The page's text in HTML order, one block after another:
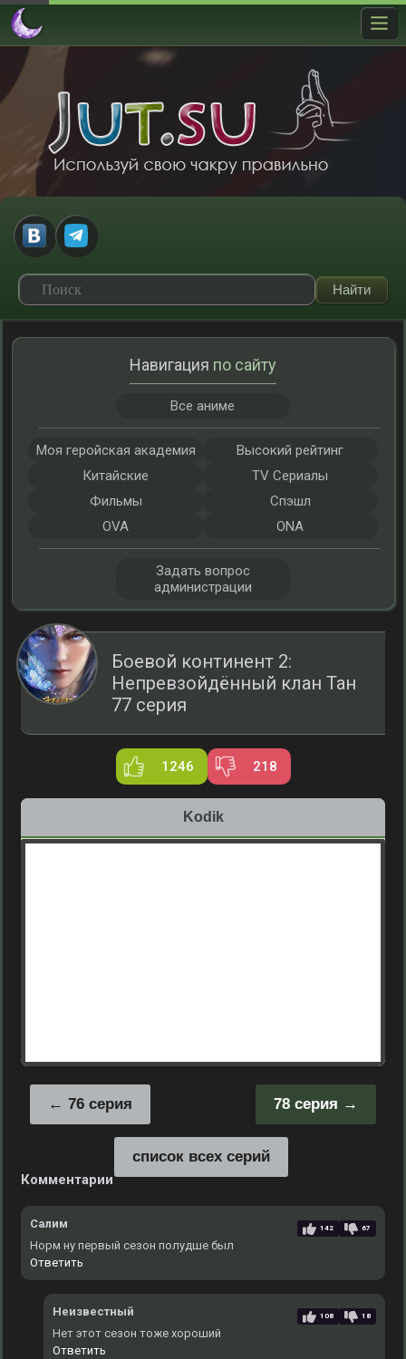
Боевой континент 2:
Непревзойдённый клан Тан
77 серия
1246 218
Kodik
78 серия
76 серия
список всех серий
Комментарии
Салим 142 67
Норм ну первый сезон полудше был
Ответить
Неизвестный 108 18
Нет этот сезон тоже хороший
Ответить
Навигация по сайту
Все аниме
Моя геройская академия
Высокий рейтинг
Китайские
TV Сериалы
Фильмы
Спэшл
OVA
ONA
Задать вопрос
администрации